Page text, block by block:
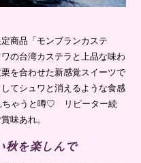
商品「モンブランカステ
の台湾カステラと上品な味わ
を合わせた新感覚スイーツで
てシュワと消えるような食感
ちゃうと噂♡ リピーター続
味あれ。
秋を楽しんで